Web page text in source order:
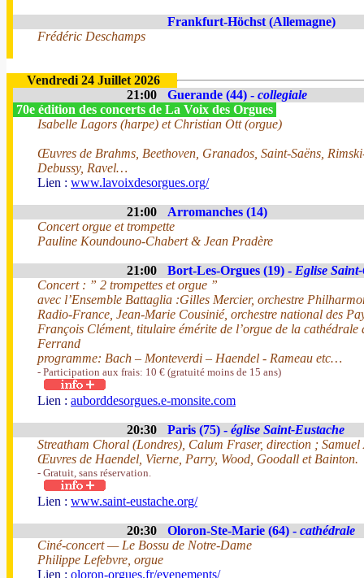
Frankfurt-Höchst (Allemagne)
Frédéric Deschamps
Vendredi 24 Juillet 2026
21:00
Guerande (44) - collegiale
70e édition des concerts de La Voix des Orgues
Isabelle Lagors (harpe) et Christian Ott (orgue)
Œuvres de Brahms, Beethoven, Granados, Saint-Saëns,
Debussy, Ravel…
Lien : www.lavoixdesorgues.org/
21:00
Arromanches (14)
Concert orgue et trompette
Pauline Koundouno-Chabert & Jean Pradère
21:00 Bort-Les-Orgues (19) - Eglise
Concert : ” 2 trompettes et orgue ”
avec l’Ensemble Battaglia :Gilles Mercier, orchestre
Radio-France, Jean-Marie Cousinié, orchestre national des
François Clément, titulaire émérite de l’orgue de la cathédrale
Ferrand
programme: Bach – Monteverdi – Haendel - Rameau etc…
- Participation aux frais: 10 € (gratuité moins de 15 ans)
Lien : auborddesorgues.e-monsite.com
20:30 Paris (75) - église Saint-Eustache
Streatham Choral (Londres), Calum Fraser, direction ;
Œuvres de Haendel, Vierne, Parry, Wood, Goodall et Bainton.
- Gratuit, sans réservation.
Lien : www.saint-eustache.org/
20:30 Oloron-Ste-Marie (64) - cathédrale
Ciné-concert — Le Bossu de Notre-Dame
Philippe Lefebvre, orgue
Lien : oloron-orgues.fr/evenements/